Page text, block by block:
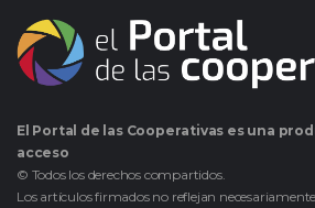
El Portal de las Cooperativas es una
acceso
© Todos los derechos compartidos.
Los artículos firmados no reflejan